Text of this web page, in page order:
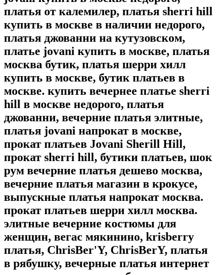
платья от калемилер, платья sherri hill
купить в москве в наличии недорого,
платья джованни на кутузовском,
платье jovani купить в москве, платья
москва бутик, платья шерри хилл
купить в москве, бутик платьев в
москве. купить вечернее платье sherri
hill в москве недорого, платья
джованни, вечерние платья элитные,
платья jovani напрокат в москве,
прокат платьев Jovani Sherill Hill,
прокат sherri hill, бутики платьев, шок
рум вечерние платья дешево москва,
вечерние платья магазин в крокусе,
выпускные платья напрокат москва.
прокат платьев шерри хилл москва.
элитные вечерние костюмы для
женщин, вегас мякинино, krisberry
платья, ChrisBer'Y, ChrisBerY, платья
в рябушку, вечерные платья интернет